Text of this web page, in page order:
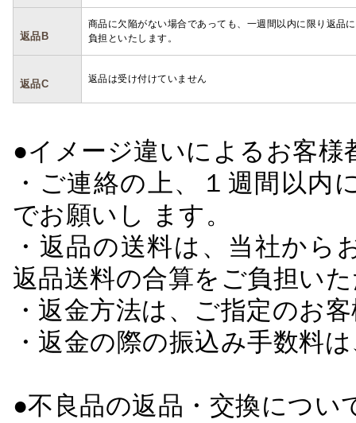
返品B
商品に欠陥がない場合であっても、一週間以内に限り返品
負担といたします。
返品C 返品は受け付けていません
●イメージ違いによるお客
・ご連絡の上、１週間以
でお願いし ます。
・返品の送料は、当社か
返品送料の合算をご負担い
・返金方法は、ご指定のお
・返金の際の振込み手数料
●不良品の返品・交換につい